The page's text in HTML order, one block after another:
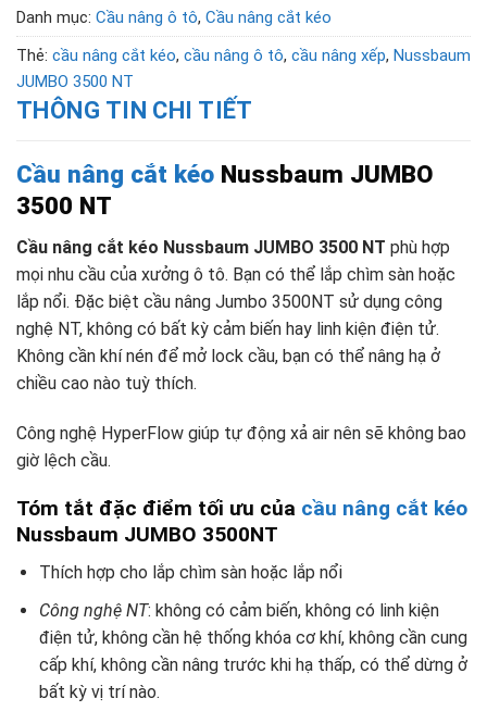
Danh mục: Cầu nâng ô tô, Cầu nâng cắt kéo
Thẻ: cầu nâng cắt kéo, cầu nâng ô tô, cầu nâng xếp, Nussbaum
JUMBO 3500 NT
THÔNG TIN CHI TIẾT
Cầu nâng cắt kéo Nussbaum JUMBO
3500 NT
Cầu nâng cắt kéo Nussbaum JUMBO 3500 NT phù hợp
mọi nhu cầu của xưởng ô tô. Bạn có thể lắp chìm sàn hoặc
lắp nổi. Đặc biệt cầu nâng Jumbo 3500NT sử dụng công
nghệ NT, không có bất kỳ cảm biến hay linh kiện điện tử.
Không cần khí nén để mở lock cầu, bạn có thể nâng hạ ở
chiều cao nào tuỳ thích.
Công nghệ HyperFlow giúp tự động xả air nên sẽ không bao
giờ lệch cầu.
Tóm tắt đặc điểm tối ưu của cầu nâng cắt kéo
Nussbaum JUMBO 3500NT
Thích hợp cho lắp chìm sàn hoặc lắp nổi
Công nghệ NT: không có cảm biến, không có linh kiện
điện tử, không cần hệ thống khóa cơ khí, không cần cung
cấp khí, không cần nâng trước khi hạ thấp, có thể dừng ở
bất kỳ vị trí nào.